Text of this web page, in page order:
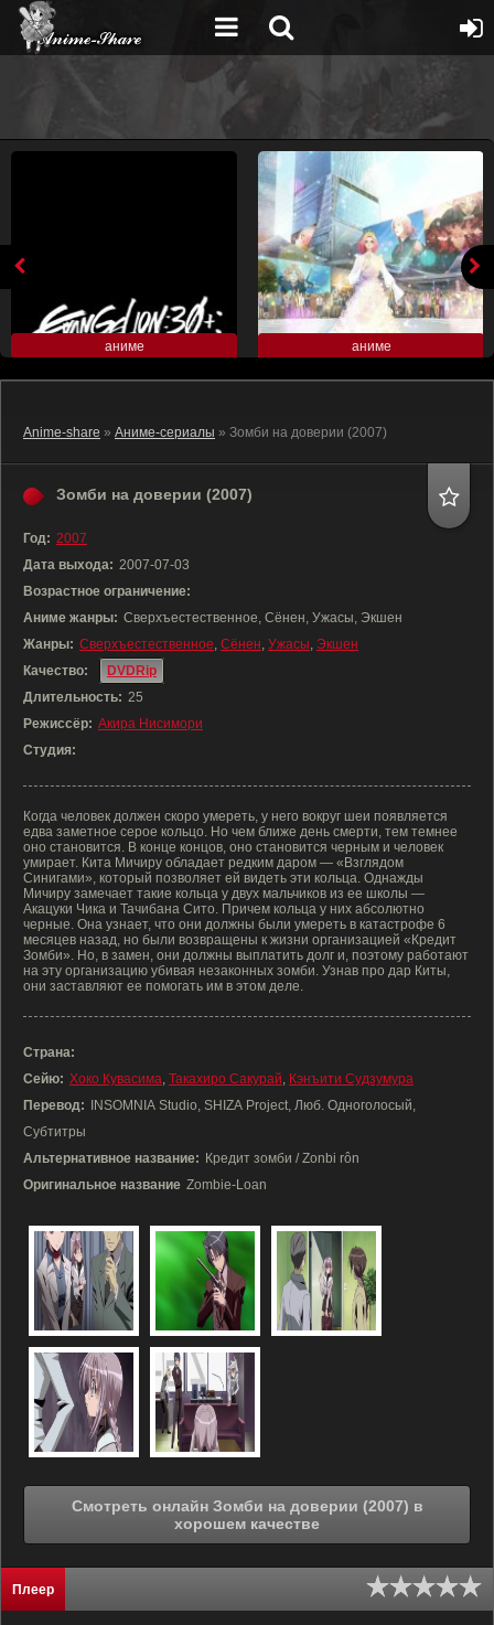
аниме аниме
Anime-share » Аниме-сериалы » Зомби на доверии (2007)
Зомби на доверии (2007)
Год: 2007
Дата выхода: 2007-07-03
Возрастное ограничение:
Аниме жанры: Сверхъестественное, Сёнен, Ужасы, Экшен
Жанры: Сверхъестественное, Сёнен, Ужасы, Экшен
Качество:
DVDRip
Длительность: 25
Режиссёр: Акира Нисимори
Студия:
Когда человек должен скоро умереть, у него вокруг шеи появляется
едва заметное серое кольцо. Но чем ближе день смерти, тем темнее
оно становится. В конце концов, оно становится черным и человек
умирает. Кита Мичиру обладает редким даром — «Взглядом
Синигами», который позволяет ей видеть эти кольца. Однажды
Мичиру замечает такие кольца у двух мальчиков из ее школы —
Акацуки Чика и Тачибана Сито. Причем кольца у них абсолютно
черные. Она узнает, что они должны были умереть в катастрофе 6
месяцев назад, но были возвращены к жизни организацией «Кредит
Зомби». Но, в замен, они должны выплатить долг и, поэтому работают
на эту организацию убивая незаконных зомби. Узнав про дар Киты,
они заставляют ее помогать им в этом деле.
Страна:
Сейю: Хоко Кувасима, Такахиро Сакурай, Кэнъити Судзумура
Перевод:
INSOMNIA Studio, SHIZA Project, Люб. Одноголосый,
Субтитры
Альтернативное название: Кредит зомби / Zonbi rôn
Оригинальное название Zombie-Loan
Смотреть онлайн Зомби на доверии (2007) в
хорошем качестве
Плеер